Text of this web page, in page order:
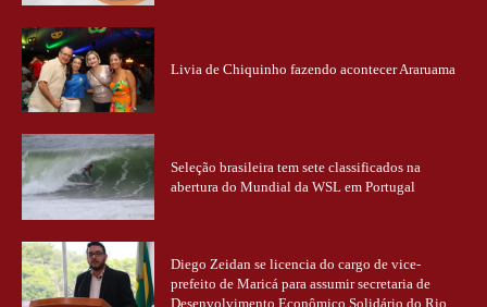
Livia de Chiquinho fazendo acontecer Araruama
Seleção brasileira tem sete classificados na
abertura do Mundial da WSL em Portugal
Diego Zeidan se licencia do cargo de vice-
prefeito de Maricá para assumir secretaria de
Desenvolvimento Econômico Solidário do Rio